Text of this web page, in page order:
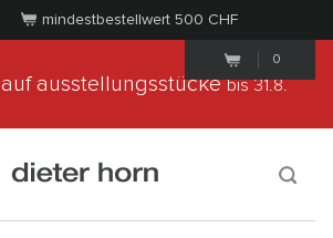
mindestbestellwert 500 CHF
0
auf ausstellungsstückebis 31.8.